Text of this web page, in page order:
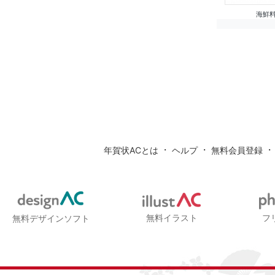
海鮮
年賀状ACとは ・ ヘルプ・ 無料会員登録
無料デザインソフト 無料イラスト フ